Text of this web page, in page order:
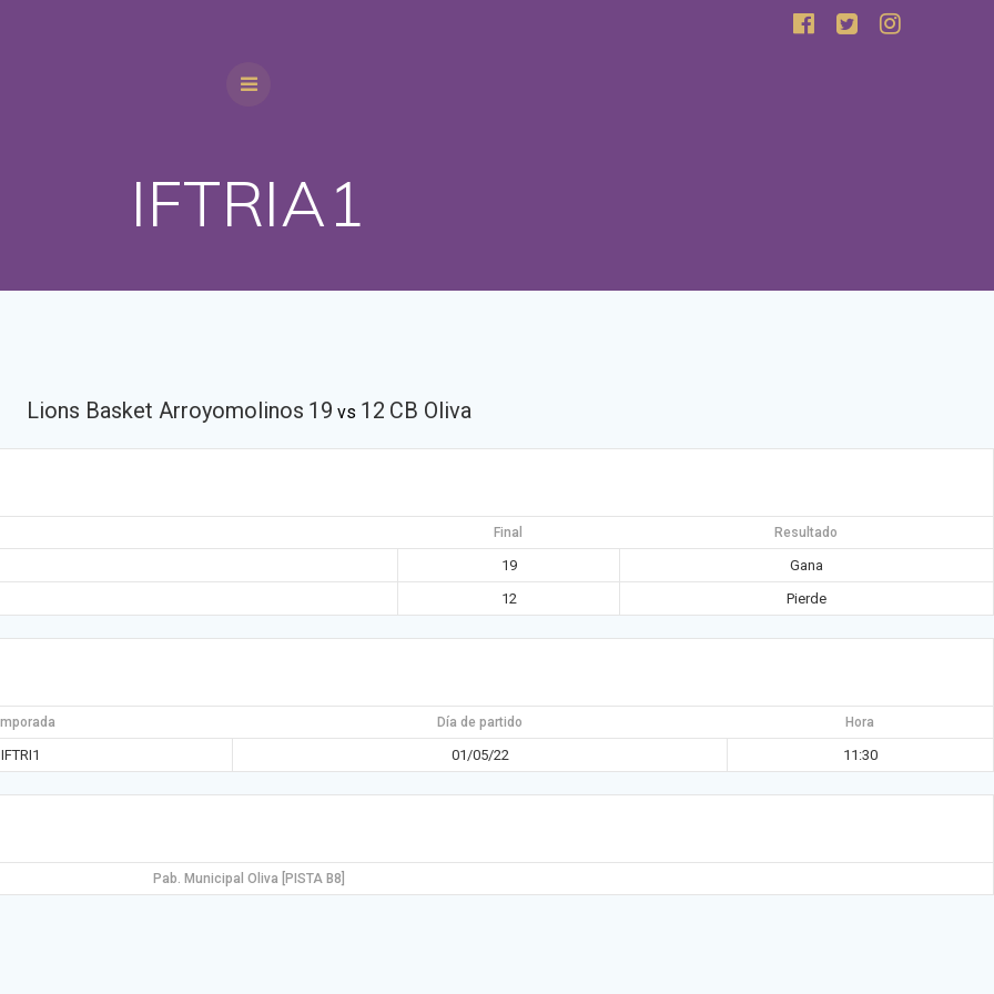
IFTRIA1
Lions Basket Arroyomolinos 19 vs 12 CB Oliva
Final Resultado
19
Gana
12 Pierde
Día de partido Hora
IFTRI1 01/05/22 11:30
Pab. Municipal Oliva [PISTA B8]